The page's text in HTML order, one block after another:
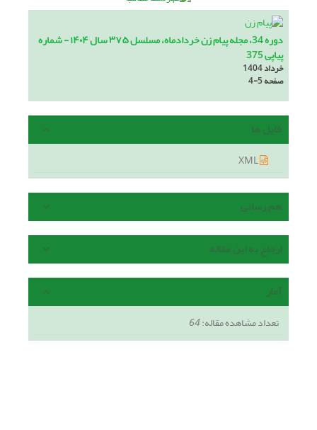
دوره 34، مجله پیام زن خردادماه، مسلسل ۳۷۵ سال ۱۴۰۴ - شماره
پیاپی 375
خرداد 1404
صفحه4-5
فایل ها
هم رسانی
ارجاع به این مقاله
آمار
تعداد مشاهده مقاله:64